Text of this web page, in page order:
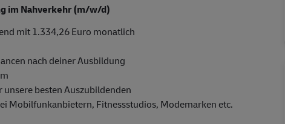
im Nahverkehr (m/w/d)
mit 1.334,26 Euro monatlich
nach deiner Ausbildung
besten Auszubildenden
Mobilfunkanbietern, Fitnessstudios, Modemarken etc.